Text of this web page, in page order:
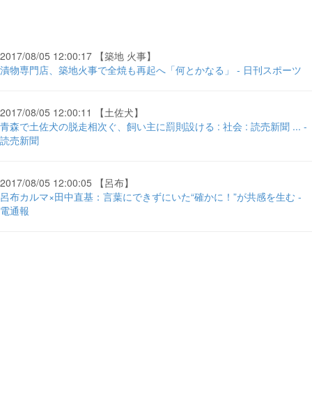
2017/08/05 12:00:17 【築地 火事】
漬物専門店、築地火事で全焼も再起へ「何とかなる」 - 日刊スポーツ
2017/08/05 12:00:11 【土佐犬】
青森で土佐犬の脱走相次ぐ、飼い主に罰則設ける : 社会 : 読売新聞 ... -
読売新聞
2017/08/05 12:00:05 【呂布】
呂布カルマ×田中直基：言葉にできずにいた“確かに！”が共感を生む -
電通報